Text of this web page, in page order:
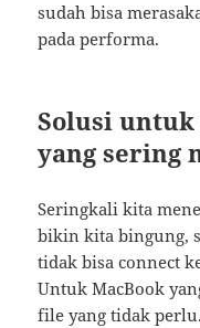
sudah bisa
pada performa.
Solusi
yang sering
Seringkali kita
bikin kita bingung,
tidak bisa connect
Untuk MacBook
file yang tidak